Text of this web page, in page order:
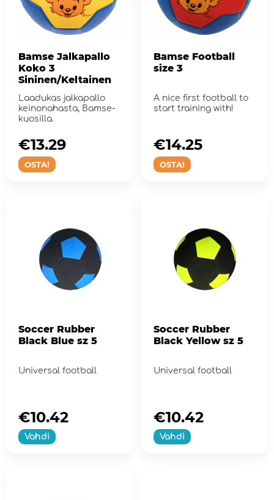
Bamse Jalkapallo
Koko 3
Sininen/Keltainen
Laadukas jalkapallo
keinonahasta, Bamse-
kuosilla.
OSTA!
€13.29
Bamse Football
size 3
A nice first football to
start training with!
OSTA!
€14.25
Soccer Rubber
Black Blue sz 5
Universal football
Vahdi
€10.42
Soccer Rubber
Black Yellow sz 5
Universal football
Vahdi
€10.42